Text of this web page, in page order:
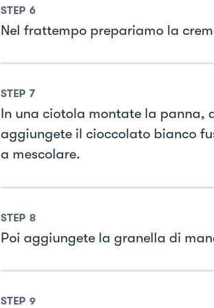
STEP 6
Nel frattempo prepariamo la
STEP 7
In una ciotola montate la panna,
aggiungete il cioccolato bianco
a mescolare.
STEP 8
Poi aggiungete la granella di
STEP 9